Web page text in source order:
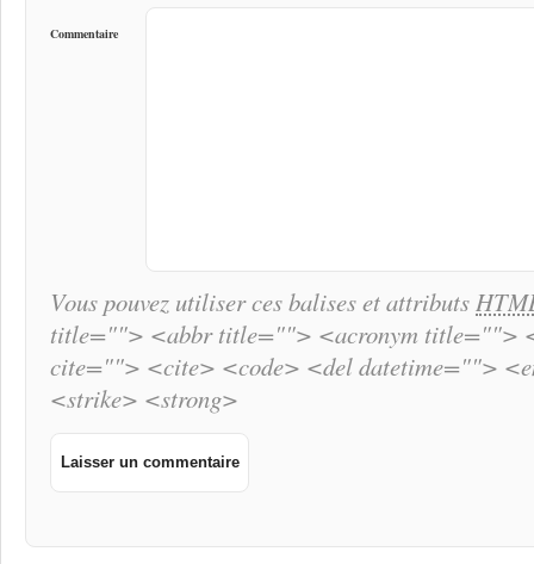
Commentaire
Vous pouvez utiliser ces balises et attributs
title=""> <abbr title=""> <acronym title="">
cite=""> <cite> <code> <del datetime="">
<strike> <strong>